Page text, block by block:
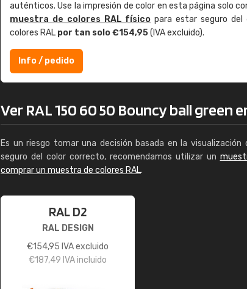
auténticos. Use la impresión de color en esta página solo
muestra de colores RAL físico para estar seguro
colores RAL por tan solo €154,95(IVA excluido).
Info / pedido
Ver RAL 150 60 50 Bouncy ball green
Es un riesgo tomar una decisión basada en la
seguro del color correcto, recomendamos utilizar un
comprar un muestra de colores RAL.
RAL D2
RAL DESIGN
€154,95 IVA excluido
€187,49 IVA incluido